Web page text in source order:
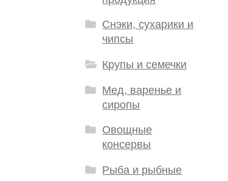
Снэки, сухарики и
чипсы
Крупы и семечки
Мед, варенье и
сиропы
Овощные
консервы
Рыба и рыбные